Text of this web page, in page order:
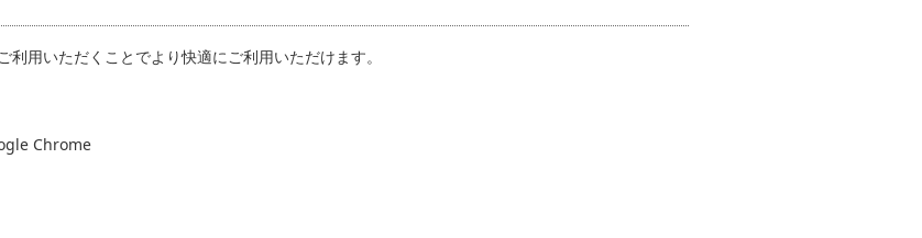
用いただくことでより快適にご利用いただけます。
Chrome